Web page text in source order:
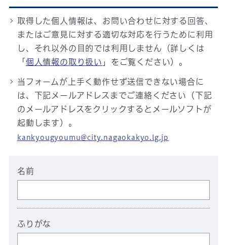
取得した個人情報は、お問い合わせに対する回答、
またはご意見に対する適切な対応を行うために利用
し、それ以外の目的では利用しません（詳しくは
「 個人情報の取り扱い 」をご覧ください）。
当フォームが上手く動作せず送信できない場合に
は、下記メールアドレスまでご連絡ください（下記
のメールアドレスをクリックするとメールソフトが
起動します）。
kankyougyoumu@city.nagaokakyo.lg.jp
名前
ふりがな